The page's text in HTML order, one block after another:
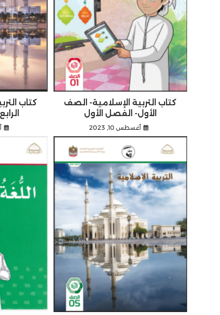
كتاب
كتاب التربية الإسلامية- الصف
الأول- الفصل الأول
أغسطس 10, 2023